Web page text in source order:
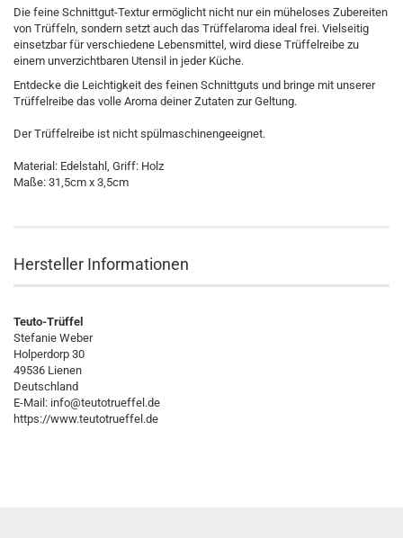
Die feine Schnittgut-Textur ermöglicht nicht nur ein müheloses Zubereiten
von Trüffeln, sondern setzt auch das Trüffelaroma ideal frei. Vielseitig
einsetzbar für verschiedene Lebensmittel, wird diese Trüffelreibe zu
einem unverzichtbaren Utensil in jeder Küche.
Entdecke die Leichtigkeit des feinen Schnittguts und bringe mit unserer
Trüffelreibe das volle Aroma deiner Zutaten zur Geltung.
Der Trüffelreibe ist nicht spülmaschinengeeignet.
Material: Edelstahl, Griff: Holz
Maße: 31,5cm x 3,5cm
Hersteller Informationen
Teuto-Trüffel
Stefanie Weber
Holperdorp 30
49536 Lienen
Deutschland
E-Mail: info@teutotrueffel.de
https://www.teutotrueffel.de